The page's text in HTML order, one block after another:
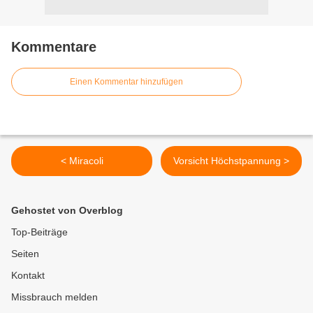
Kommentare
Einen Kommentar hinzufügen
< Miracoli Vorsicht Höchstpannung >
Gehostet von Overblog
Top-Beiträge
Seiten
Kontakt
Missbrauch melden